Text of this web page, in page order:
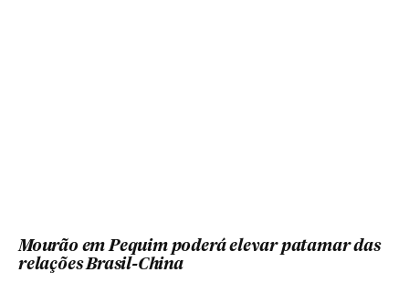
Mourão em Pequim poderá elevar patamar das
relações Brasil-China